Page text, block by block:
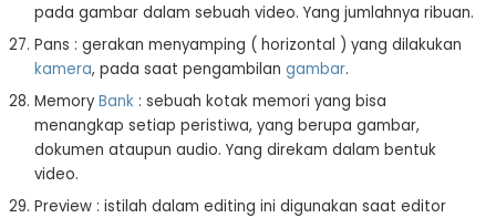
pada gambar dalam sebuah video. Yang jumlahnya ribuan.
Pans : gerakan menyamping ( horizontal ) yang dilakukan
kamera, pada saat pengambilan gambar.
Memory Bank : sebuah kotak memori yang bisa
menangkap setiap peristiwa, yang berupa gambar,
dokumen ataupun audio. Yang direkam dalam bentuk
video.
Preview : istilah dalam editing ini digunakan saat editor